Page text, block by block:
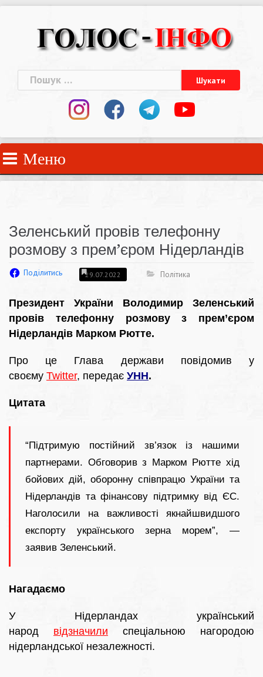
Пошук:
Меню
Зеленський провів телефонну
розмову з прем’єром Нідерландів
Поділитись 29.07.2022 Політика
Президент України Володимир Зеленський
провів телефонну розмову з прем’єром
Нідерландів Марком Рютте.
Про це Глава держави повідомив у
своєму Twitter, передає УНН.
Цитата
“Підтримую постійний зв’язок із нашими
партнерами. Обговорив з Марком Рютте хід
бойових дій, оборонну співпрацю України та
Нідерландів та фінансову підтримку від ЄС.
Наголосили на важливості якнайшвидшого
експорту українського зерна морем”, —
заявив Зеленський.
Нагадаємо
У Нідерландах український
народ відзначили спеціальною нагородою
нідерландської незалежності.